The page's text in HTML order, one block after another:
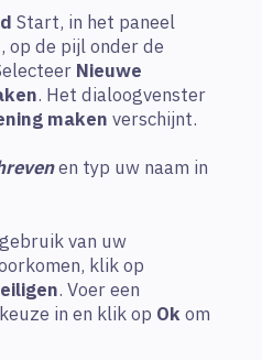
Start, in het paneel
, op de pijl onder de
Nieuwe
. Het dialoogvenster
maken verschijnt.
en typ uw naam in
van uw
klik op
. Voer een
in en klik op Okom